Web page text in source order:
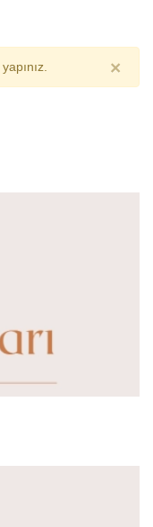
yapınız. ×